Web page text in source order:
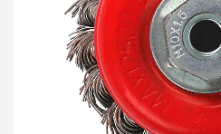
والسلسة التي توفرها توفر
الصنفرة والتلميع يدويًا، مما
يحسن الإنتاجية الإجمالية.
متانة القرص القلاب الخاص بنا
ووقتًا أقل لاستبدال أقراص